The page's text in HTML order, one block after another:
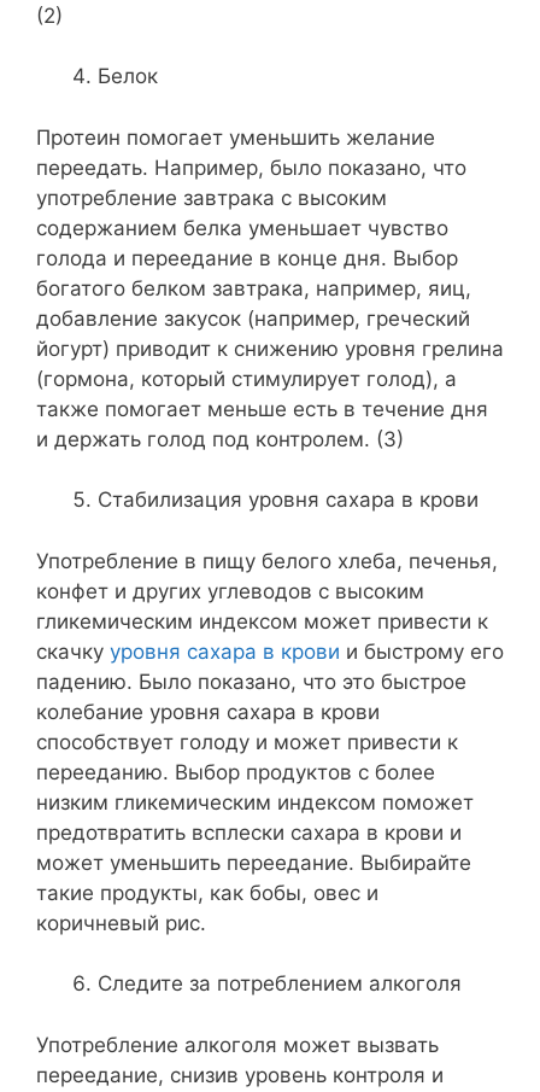
(2)
Белок
Протеин помогает уменьшить желание
переедать. Например, было показано, что
употребление завтрака с высоким
содержанием белка уменьшает чувство
голода и переедание в конце дня. Выбор
богатого белком завтрака, например, яиц,
добавление закусок (например, греческий
йогурт) приводит к снижению уровня грелина
(гормона, который стимулирует голод), а
также помогает меньше есть в течение дня
и держать голод под контролем. (3)
Стабилизация уровня сахара в крови
Употребление в пищу белого хлеба, печенья,
конфет и других углеводов с высоким
гликемическим индексом может привести к
скачку уровня сахара в крови и быстрому его
падению. Было показано, что это быстрое
колебание уровня сахара в крови
способствует голоду и может привести к
перееданию. Выбор продуктов с более
низким гликемическим индексом поможет
предотвратить всплески сахара в крови и
может уменьшить переедание. Выбирайте
такие продукты, как бобы, овес и
коричневый рис.
Следите за потреблением алкоголя
Употребление алкоголя может вызвать
переедание, снизив уровень контроля и